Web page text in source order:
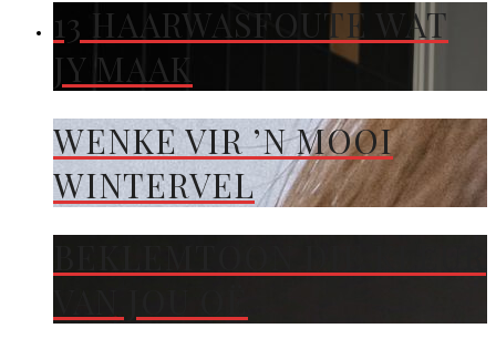
13 HAARWASFOUTE WAT
JY MAAK
WENKE VIR ’N MOOI
WINTERVEL